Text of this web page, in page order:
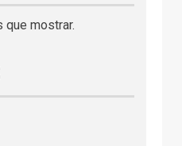
que mostrar.